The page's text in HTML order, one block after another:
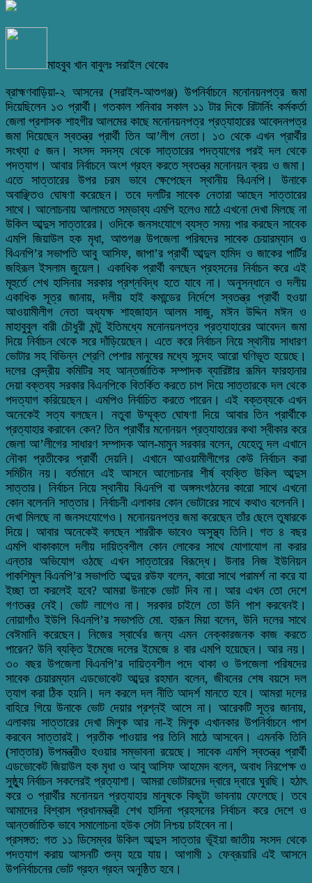
মাহবুব খান বাবুলঃ সরাইল থেকেঃ
ব্রাহ্মণবাড়িয়া-২ আসনের (সরাইল-আশুগঞ্জ) উপনির্বাচনে মনোনয়নপত্র জমা
দিয়েছিলেন ১৩ প্রার্থী। গতকাল শনিবার সকাল ১১ টার দিকে রিটার্নিং কর্মকর্তা
জেলা প্রশাসক শাহগীর আলমের কাছে মনোনয়নপত্র প্রত্যাহারের আবেদনপত্র
জমা দিয়েছেন স্বতন্ত্র প্রার্থী তিন আ’লীগ নেতা। ১৩ থেকে এখন প্রার্থীর
সংখ্যা ৫ জন। সংসদ সদস্য থেকে সাত্তারের পদত্যাগের পরই দল থেকে
পদত্যাগ। আবার নির্বাচনে অংশ গ্রহন করতে স্বতন্ত্র মনোনয়ন ক্রয় ও জমা।
এতে সাত্তারের উপর চরম ভাবে ক্ষেপেছেন স্থানীয় বিএনপি। উনাকে
অবাঞ্ছিতও ঘোষণা করেছেন। তবে দলটির সাবেক নেতারা আছেন সাত্তারের
সাথে। আলোচনায় আলামতে সম্ভাব্য এমপি হলেও মাঠে এখনো দেখা মিলছে না
উকিল আব্দুস সাত্তারের। ওদিকে জনসংযোগে ব্যস্ত সময় পার করছেন সাবেক
এমপি জিয়াউল হক মৃধা, আশুগঞ্জ উপজেলা পরিষদের সাবেক চেয়ারম্যান ও
বিএনপি’র সভাপতি আবু আসিফ, জাপা’র প্রার্থী আব্দুল হামিদ ও জাকের পার্টির
জহিরূল ইসলাম জুয়েল। একাধিক প্রার্থী বলছেন প্রহসনের নির্বাচন করে এই
মূহুর্তে শেখ হাসিনার সরকার প্রশ্নবিদ্ধ হতে যাবে না। অনুসন্ধানে ও দলীয়
একাধিক সূত্র জানায়, দলীয় হাই কমান্ডের নির্দেশে স্বতন্ত্র প্রার্থী হওয়া
আওয়ামীলীগ নেতা অধ্যক্ষ শাহজাহান আলম সাজু, মঈন উদ্দিন মঈন ও
মাহাবুবুল বারী চৌধুরী মন্টু ইতিমধ্যে মনোনয়নপত্র প্রত্যাহারের আবেদন জমা
দিয়ে নির্বাচন থেকে সরে দাঁড়িয়েছেন। এতে করে নির্বাচন নিয়ে স্থানীয় সাধারণ
ভোটার সহ বিভিন্ন শ্রেণি পেশার মানুষের মধ্যে সন্দেহ আরো ঘণিভূত হয়েছে।
দলের কেন্দ্রীয় কমিটির সহ আন্তর্জাতিক সম্পাদক ব্যারিষ্টার রূমিন ফারহানার
দেয়া বক্তব্য সরকার বিএনপিকে বিতর্কিত করতে চাপ দিয়ে সাত্তারকে দল থেকে
পদত্যাগ করিয়েছেন। এমপিও নির্বাচিত করতে পারেন। এই বক্তব্যকে এখন
অনেকেই সত্য বলছেন। নতুবা উম্মূক্ত ঘোষণা দিয়ে আবার তিন প্রার্থীকে
প্রত্যাহার করাবেন কেন? তিন প্রার্থীর মনোনয়ন প্রত্যাহারের কথা স্বীকার করে
জেলা আ’লীগের সাধারণ সম্পাদক আল-মামুন সরকার বলেন, যেহেতু দল এখানে
নৌকা প্রতীকের প্রার্থী দেয়নি। এখানে আওয়ামীলীগের কেউ নির্বাচন করা
সমিচীন নয়। বর্তমানে এই আসনে আলোচনার শীর্ষ ব্যক্তি উকিল আব্দুস
সাত্তার। নির্বাচন নিয়ে স্থানীয় বিএনপি বা অঙ্গসংগঠনের কারো সাথে এখনো
কোন বলেননি সাত্তার। নির্বাচনী এলাকার কোন ভোটারের সাথে কথাও বলেননি।
দেখা মিলছে না জনসংযোগেও। মনোনয়নপত্র জমা করেছেন তাঁর ছেলে তুষারকে
দিয়ে। আবার অনেকেই বলছেন শাররীক ভাবেও অসুস্থ্য তিনি। গত ৪ বছর
এমপি থাকাকালে দলীয় দায়িত্বশীল কোন লোকের সাথে যোগাযোগ না করার
এন্তার অভিযোগ ওঠছে এখন সাত্তারের বিরূদ্ধে। উনার নিজ ইউনিয়ন
পাকশিমুল বিএনপি’র সভাপতি আব্দুর রউফ বলেন, কারো সাথে পরামর্শ না করে যা
ইচ্ছা তা করলেই হবে? আমরা উনাকে ভোট দিব না। আর এখন তো দেশে
গণতন্ত্র নেই। ভোট লাগেও না। সরকার চাইলে তো উনি পাশ করবেনই।
নোয়াগাঁও ইউপি বিএনপি’র সভাপতি মো. হারূন মিয়া বলেন, উনি দলের সাথে
বেঈমানি করেছেন। নিজের স্বার্থের জন্য এমন নেক্কারজনক কাজ করতে
পারেন? উনি ব্যক্তি ইমেজে দলের ইমেজে ৪ বার এমপি হয়েছেন। আর নয়।
৩০ বছর উপজেলা বিএনপি’র দায়িত্বশীল পদে থাকা ও উপজেলা পরিষদের
সাবেক চেয়ারম্যান এডভোকেট আব্দুর রহমান বলেন, জীবনের শেষ বয়সে দল
ত্যাগ করা ঠিক হয়নি। দল করলে দল নীতি আদর্শ মানতে হবে। আমরা দলের
বাহিরে গিয়ে উনাকে ভোট দেয়ার প্রশ্নই আসে না। আরেকটি সূত্র জানায়,
এলাকায় সাত্তারের দেখা মিলুক আর না-ই মিলুক এখানকার উপনির্বাচনে পাশ
করবেন সাত্তারই। প্রতীক পাওয়ার পর তিনি মাঠে আসবেন। এমনকি তিনি
(সাত্তার) উপমন্ত্রীও হওয়ার সম্ভাবনা রয়েছে। সাবেক এমপি স্বতন্ত্র প্রার্থী
এডভোকেট জিয়াউল হক মৃধা ও আবু আসিফ আহমেদ বলেন, অবাধ নিরপেক্ষ ও
সুষ্ঠ্যু নির্বাচন সকলেরই প্রত্যাশা। আমরা ভোটারদের দ্বারে দ্বারে ঘুরছি। হঠাৎ
করে ৩ প্রার্থীর মনোনয়ন প্রত্যাহার মানুষকে কিছুটা ভাবনায় ফেলেছে। তবে
আমাদের বিশ্বাস প্রধানমন্ত্রী শেখ হাসিনা প্রহসনের নির্বাচন করে দেশে ও
আন্তর্জাতিক ভাবে সমালোচনা হউক সেটা নিশ্চয় চাইবেন না।
প্রসঙ্গত: গত ১১ ডিসেম্বর উকিল আব্দুস সাত্তার ভূঁইয়া জাতীয় সংসদ থেকে
পদত্যাগ করায় আসনটি শুন্য হয়ে যায়। আগামী ১ ফেব্রূয়ারি এই আসনে
উপনির্বাচনের ভোট গ্রহন গ্রহন অনুষ্ঠিত হবে।